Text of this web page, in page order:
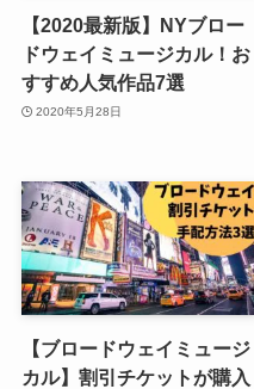
【2020最新版】NYブロー
ドウェイミュージカル！お
すすめ人気作品7選
2020年5月28日
【ブロードウェイミュージ
カル】割引チケットが購入